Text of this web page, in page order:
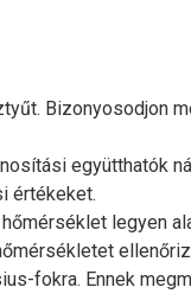
Bizonyosodjon
együtthatók
értékeket.
legyen
fokra. Ennek